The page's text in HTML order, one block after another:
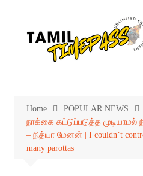
Home
POPULAR NEWS
நாக்கை கட்டுப்படுத்த முடியாமல்
– நித்யா மேனன் | I couldn’t
many parottas